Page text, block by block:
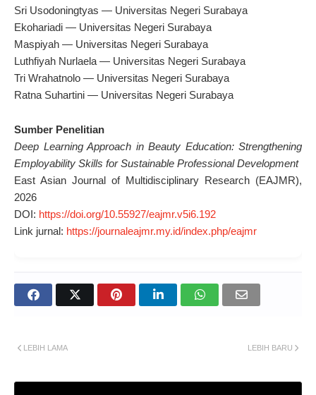
Sri Usodoningtyas — Universitas Negeri Surabaya
Ekohariadi — Universitas Negeri Surabaya
Maspiyah — Universitas Negeri Surabaya
Luthfiyah Nurlaela — Universitas Negeri Surabaya
Tri Wrahatnolo — Universitas Negeri Surabaya
Ratna Suhartini — Universitas Negeri Surabaya
Sumber Penelitian
Deep Learning Approach in Beauty Education: Strengthening
Employability Skills for Sustainable Professional Development
East Asian Journal of Multidisciplinary Research (EAJMR),
2026
DOI: https://doi.org/10.55927/eajmr.v5i6.192
Link jurnal: https://journaleajmr.my.id/index.php/eajmr
LEBIH BARU
LEBIH LAMA